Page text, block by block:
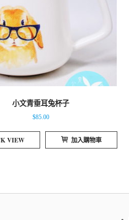
小文青垂耳兔杯子
$85.00
VIEW 加入購物車